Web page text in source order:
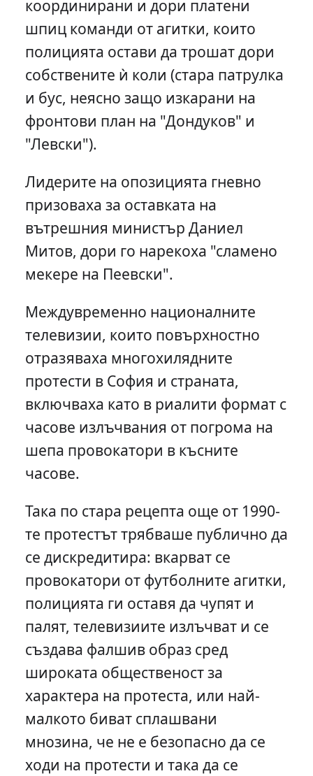
координирани и дори платени
шпиц команди от агитки, които
полицията остави да трошат дори
собствените ѝ коли (стара патрулка
и бус, неясно защо изкарани на
фронтови план на "Дондуков" и
"Левски").
Лидерите на опозицията гневно
призоваха за оставката на
вътрешния министър Даниел
Митов, дори го нарекоха "сламено
мекере на Пеевски".
Междувременно националните
телевизии, които повърхностно
отразяваха многохилядните
протести в София и страната,
включваха като в риалити формат с
часове излъчвания от погрома на
шепа провокатори в късните
часове.
Така по стара рецепта още от 1990-
те протестът трябваше публично да
се дискредитира: вкарват се
провокатори от футболните агитки,
полицията ги оставя да чупят и
палят, телевизиите излъчват и се
създава фалшив образ сред
широката общественост за
характера на протеста, или най-
малкото биват сплашвани
мнозина, че не е безопасно да се
ходи на протести и така да се